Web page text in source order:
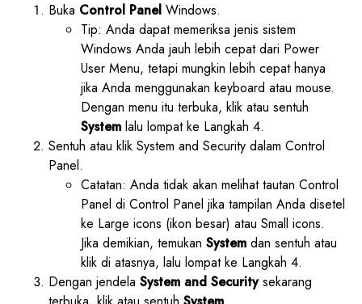
Buka Control Panel Windows.
Tip: Anda dapat memeriksa jenis sistem
Windows Anda jauh lebih cepat dari Power
User Menu, tetapi mungkin lebih cepat hanya
jika Anda menggunakan keyboard atau mouse.
Dengan menu itu terbuka, klik atau sentuh
System lalu lompat ke Langkah 4.
Sentuh atau klik System and Security dalam Control
Panel.
Catatan: Anda tidak akan melihat tautan Control
Panel di Control Panel jika tampilan Anda disetel
ke Large icons (ikon besar) atau Small icons.
Jika demikian, temukan System dan sentuh atau
klik di atasnya, lalu lompat ke Langkah 4.
Dengan jendela System and Securitysekarang